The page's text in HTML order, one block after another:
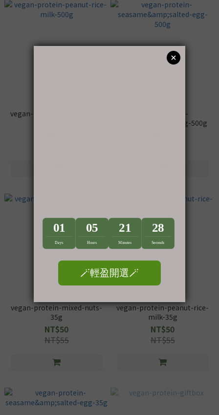
vegan-protein-peanut-rice-
vegan-protein-
seasame&salted-egg-500g
vegan-protein-mixed-nuts-
35g
NT$50
NT$55
vegan-protein-peanut-rice-
milk-35g
NT$50
NT$55